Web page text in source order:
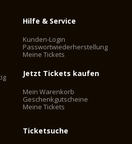
Hilfe & Service
Kunden-Login
Passwortwiederherstellung
Meine Tickets
Jetzt Tickets kaufen
Mein Warenkorb
Geschenkgutscheine
Meine Tickets
Ticketsuche